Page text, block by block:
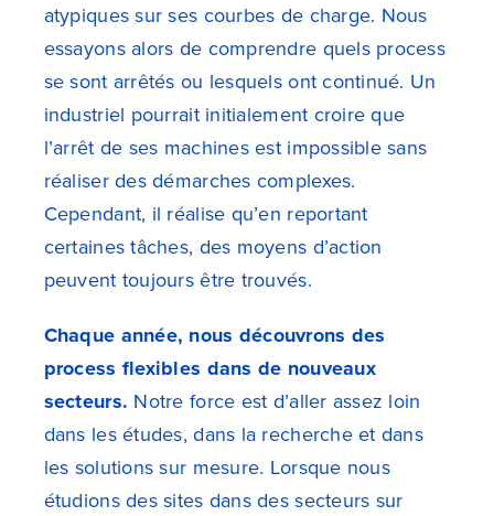
atypiques sur ses courbes de charge. Nous
essayons alors de comprendre quels process
se sont arrêtés ou lesquels ont continué. Un
industriel pourrait initialement croire que
l’arrêt de ses machines est impossible sans
réaliser des démarches complexes.
Cependant, il réalise qu’en reportant
certaines tâches, des moyens d’action
peuvent toujours être trouvés.
Chaque année, nous découvrons des
process flexibles dans de nouveaux
secteurs. Notre force est d’aller assez loin
dans les études, dans la recherche et dans
les solutions sur mesure. Lorsque nous
étudions des sites dans des secteurs sur